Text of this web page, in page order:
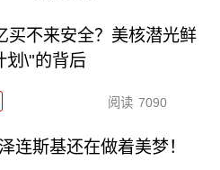
买不来安全？美核潜光鲜
划\"的背后
阅读 7090
连斯基还在做着美梦！